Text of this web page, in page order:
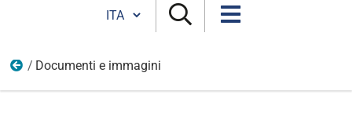
Cambia lingua
Notte delle Ricercatrici e dei Ricercatori
Documenti e immagini